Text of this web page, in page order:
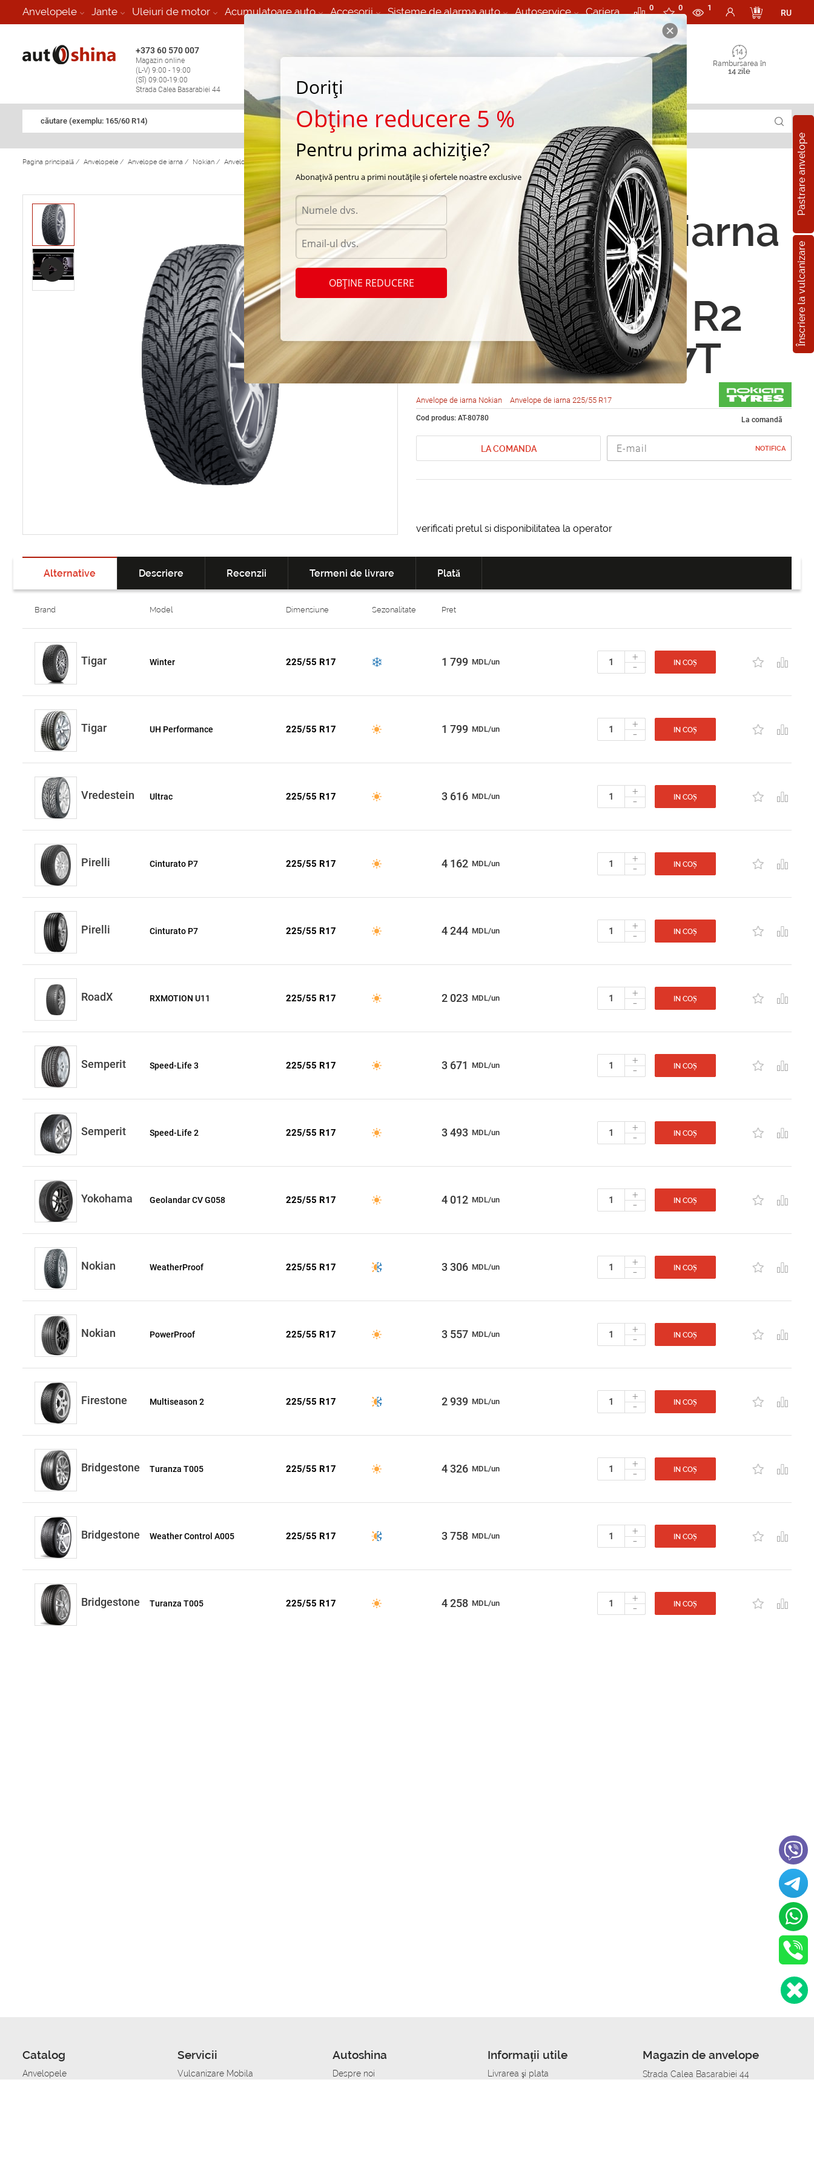
Anvelopele Jante Uleiuri de motor Acumulatoare auto Accesorii Sisteme de alarma auto Autoservice Cariera 0 0 1
RU
+373 60 570 007
Magazin online
(L-V) 9:00 - 19:00
(Sî) 09:00-19:00
Strada Calea Basarabiei 44
Vulcanizare Mobila 24/7 non
Rambursarea în
14 zile
căutare (exemplu: 165/60 R14)
Pastrare anvelope
Înscriere la vulcanizare
Pagina principală / Anvelopele / Anvelope de iarna / Nokian / Anvelope de iarna Nokian Hakkapeliitta R2 Nokian Hakkapeliitta R2 225/55 R17 97T
Anvelope de iarna
Nokian
Hakkapeliitta R2
225/55 R17 97T
Anvelope de iarna Nokian Anvelope de iarna 225/55 R17
Cod produs: AT-80780 La comandă
LA COMANDA NOTIFICA
verificati pretul si disponibilitatea la operator
Alternative Descriere Recenzii Termeni de livrare Plată
Brand Model Dimensiune Sezonalitate Pret
Tigar Winter 225/55 R17 1 799 MDL/un +
- IN COȘ
Tigar UH Performance 225/55 R17 1 799 MDL/un +
- IN COȘ
Vredestein Ultrac 225/55 R17 3 616 MDL/un +
- IN COȘ
Pirelli Cinturato P7 225/55 R17 4 162 MDL/un +
- IN COȘ
Pirelli Cinturato P7 225/55 R17 4 244 MDL/un +
- IN COȘ
RoadX RXMOTION U11 225/55 R17 2 023 MDL/un +
- IN COȘ
Semperit Speed-Life 3 225/55 R17 3 671 MDL/un +
- IN COȘ
Semperit Speed-Life 2 225/55 R17 3 493 MDL/un +
- IN COȘ
Yokohama Geolandar CV G058 225/55 R17 4 012 MDL/un +
- IN COȘ
Nokian WeatherProof 225/55 R17 3 306 MDL/un +
- IN COȘ
Nokian PowerProof 225/55 R17 3 557 MDL/un +
- IN COȘ
Firestone Multiseason 2 225/55 R17 2 939 MDL/un +
- IN COȘ
Bridgestone Turanza T005 225/55 R17 4 326 MDL/un +
- IN COȘ
Bridgestone Weather Control A005 225/55 R17 3 758 MDL/un +
- IN COȘ
Bridgestone Turanza T005 225/55 R17 4 258 MDL/un +
- IN COȘ
Catalog
Anvelopele
Servicii
Vulcanizare Mobila
Autoshina
Despre noi
Informații utile
Livrarea şi plata
Magazin de anvelope
Strada Calea Basarabiei 44
Doriți
Obține reducere 5 %
Pentru prima achiziție?
Abonațivă pentru a primi noutățile și ofertele noastre exclusive
OBȚINE REDUCERE